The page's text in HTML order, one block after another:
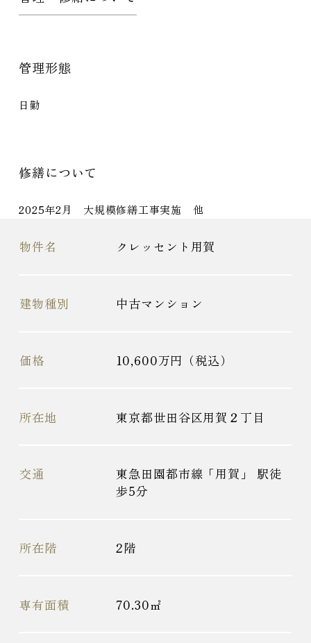
管理形態
日勤
修繕について
2025年2月 大規模修繕工事実施 他
物件名 クレッセント用賀
建物種別 中古マンション
価格 10,600万円（税込）
所在地 東京都世田谷区用賀２丁目
交通
東急田園都市線「用賀」 駅徒
歩5分
所在階 2階
専有面積 70.30㎡